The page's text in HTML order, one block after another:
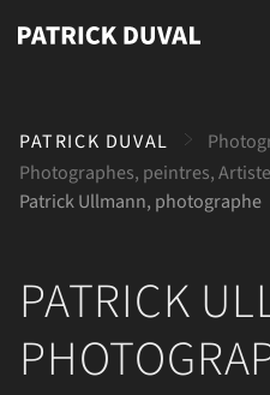
A propos
Photographies
Dessins
Contact
PATRICK DUVAL
Photographes, peintres,
Patrick Ullmann, photographe
PATRICK